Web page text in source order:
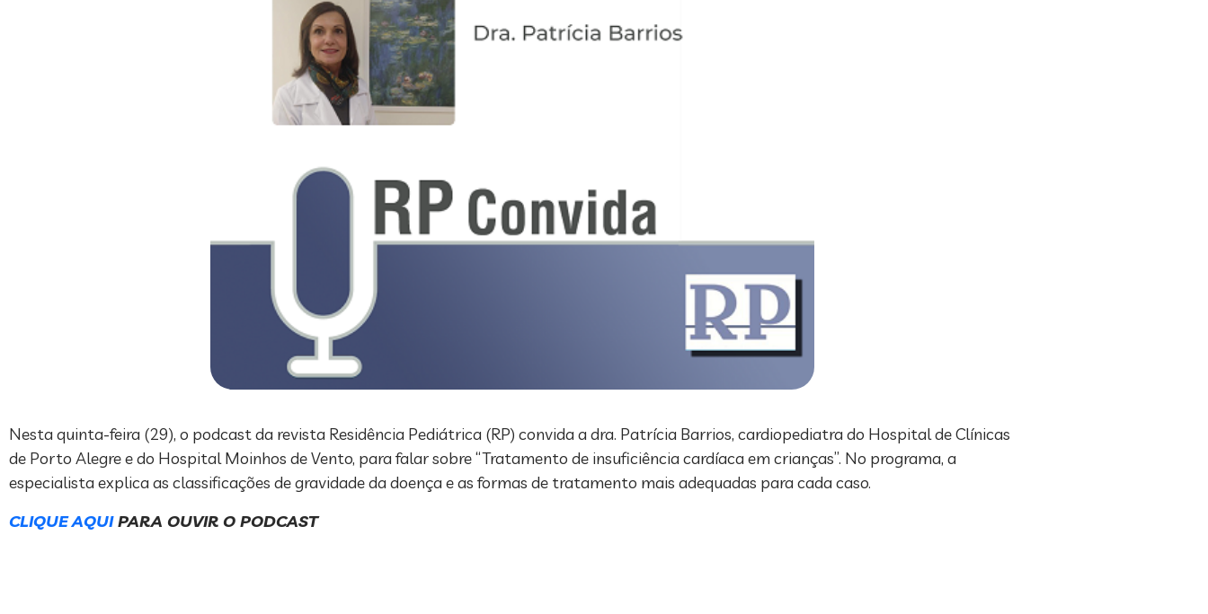
Nesta quinta-feira (29), o podcast da revista Residência Pediátrica (RP) convida a dra. Patrícia Barrios, cardiopediatra do Hospital de Clínicas
de Porto Alegre e do Hospital Moinhos de Vento, para falar sobre “Tratamento de insuficiência cardíaca em crianças”. No programa, a
especialista explica as classificações de gravidade da doença e as formas de tratamento mais adequadas para cada caso.
CLIQUE AQUIPARA OUVIR O PODCAST